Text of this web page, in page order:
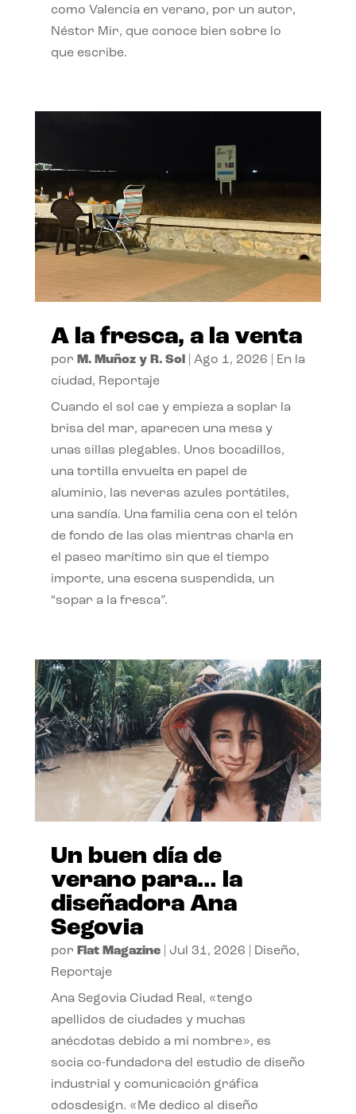
como Valencia en verano, por un autor,
Néstor Mir, que conoce bien sobre lo
que escribe.
A la fresca, a la venta
por M. Muñoz y R. Sol| Ago 1, 2026
En la
ciudad, Reportaje
Cuando el sol cae y empieza a soplar la
brisa del mar, aparecen una mesa y
unas sillas plegables. Unos bocadillos,
una tortilla envuelta en papel de
aluminio, las neveras azules portátiles,
una sandía. Una familia cena con el telón
de fondo de las olas mientras charla en
el paseo marítimo sin que el tiempo
importe, una escena suspendida, un
“sopar a la fresca”.
Un buen día de
verano para… la
diseñadora Ana
Segovia
por Flat Magazine| Jul 31, 2026 Diseño,
Reportaje
Ana Segovia Ciudad Real, «tengo
apellidos de ciudades y muchas
anécdotas debido a mi nombre», es
socia co-fundadora del estudio de diseño
industrial y comunicación gráfica
odosdesign. «Me dedico al diseño